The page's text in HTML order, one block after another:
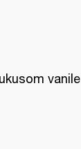
vanile